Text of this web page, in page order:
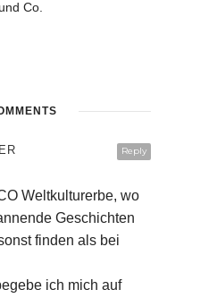
Co.
Reply
Weltkulturerbe, wo
Geschichten
finden als bei
ich mich auf